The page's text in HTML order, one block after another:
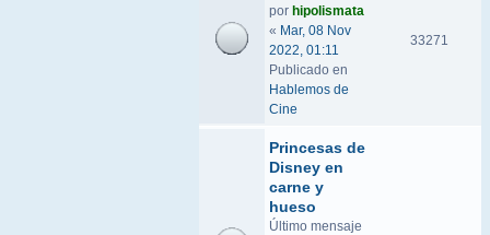
por hipolismata
« Mar, 08 Nov
2022, 01:11
Publicado en
Hablemos de
Cine
33271
Princesas de
Disney en
carne y
hueso
Último mensaje